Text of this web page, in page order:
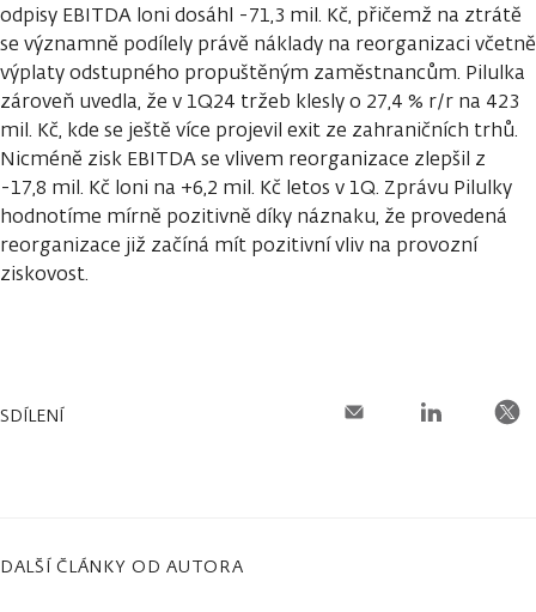
odpisy EBITDA loni dosáhl -71,3 mil. Kč, přičemž na ztrátě
se významně podílely právě náklady na reorganizaci včetně
výplaty odstupného propuštěným zaměstnancům. Pilulka
zároveň uvedla, že v 1Q24 tržeb klesly o 27,4 % r/r na 423
mil. Kč, kde se ještě více projevil exit ze zahraničních trhů.
Nicméně zisk EBITDA se vlivem reorganizace zlepšil z
-17,8 mil. Kč loni na +6,2 mil. Kč letos v 1Q. Zprávu Pilulky
hodnotíme mírně pozitivně díky náznaku, že provedená
reorganizace již začíná mít pozitivní vliv na provozní
ziskovost.
SDÍLENÍ
DALŠÍ ČLÁNKY OD AUTORA